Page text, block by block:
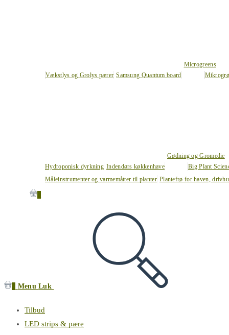
Vækstlys og Grolys pærer Samsung Quantum board
Microgreens
Hydroponisk dyrkning Indendørs køkkenhave
Gødning og Gromedie
Big Plant
Måleinstrumenter og varmemåtter til planter Plantefrø for haven,
Menu Luk
Tilbud
LED strips & pære